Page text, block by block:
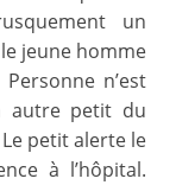
un
jeune homme
n’est
autre petit du
petit alerte le
à l’hôpital.